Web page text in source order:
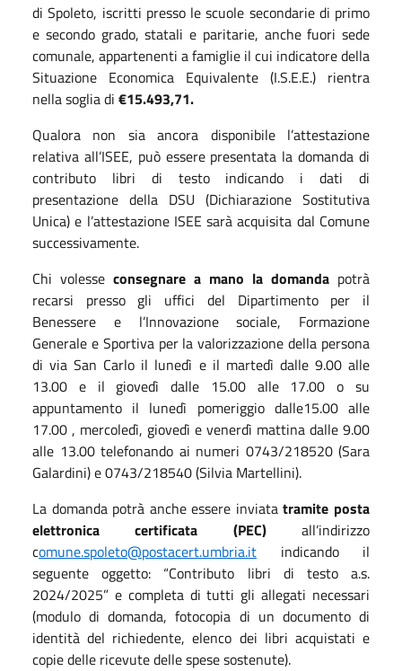
di Spoleto, iscritti presso le scuole secondarie di primo
e secondo grado, statali e paritarie, anche fuori sede
comunale, appartenenti a famiglie il cui indicatore della
Situazione Economica Equivalente (I.S.E.E.) rientra
nella soglia di €15.493,71.
Qualora non sia ancora disponibile l’attestazione
relativa all’ISEE, può essere presentata la domanda di
contributo libri di testo indicando i dati di
presentazione della DSU (Dichiarazione Sostitutiva
Unica) e l’attestazione ISEE sarà acquisita dal Comune
successivamente.
Chi volesse consegnare a mano la domanda potrà
recarsi presso gli uffici del Dipartimento per il
Benessere e l’Innovazione sociale, Formazione
Generale e Sportiva per la valorizzazione della persona
di via San Carlo il lunedì e il martedì dalle 9.00 alle
13.00 e il giovedì dalle 15.00 alle 17.00 o su
appuntamento il lunedì pomeriggio dalle15.00 alle
17.00 , mercoledì, giovedì e venerdì mattina dalle 9.00
alle 13.00 telefonando ai numeri 0743/218520 (Sara
Galardini) e 0743/218540 (Silvia Martellini).
La domanda potrà anche essere inviatatramite posta
elettronica certificata (PEC)all’indirizzo
comune.spoleto@postacert.umbria.it indicando il
seguente oggetto: “Contributo libri di testo a.s.
2024/2025” e completa di tutti gli allegati necessari
(modulo di domanda, fotocopia di un documento di
identità del richiedente, elenco dei libri acquistati e
copie delle ricevute delle spese sostenute).